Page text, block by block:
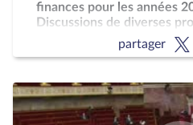
finances pour les années
Discussions de diverses
partager